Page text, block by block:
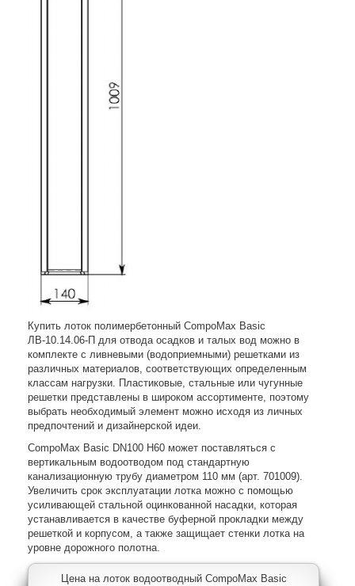
Купить лоток полимербетонный CompoMax Basic
ЛВ-10.14.06-П для отвода осадков и талых вод можно в
комплекте с ливневыми (водоприемными) решетками из
различных материалов, соответствующих определенным
классам нагрузки. Пластиковые, стальные или чугунные
решетки представлены в широком ассортименте, поэтому
выбрать необходимый элемент можно исходя из личных
предпочтений и дизайнерской идеи.
CompoMax Basic DN100 H60 может поставляться с
вертикальным водоотводом под стандартную
канализационную трубу диаметром 110 мм (арт. 701009).
Увеличить срок эксплуатации лотка можно с помощью
усиливающей стальной оцинкованной насадки, которая
устанавливается в качестве буферной прокладки между
решеткой и корпусом, а также защищает стенки лотка на
уровне дорожного полотна.
Цена на лоток водоотводный CompoMax Basic